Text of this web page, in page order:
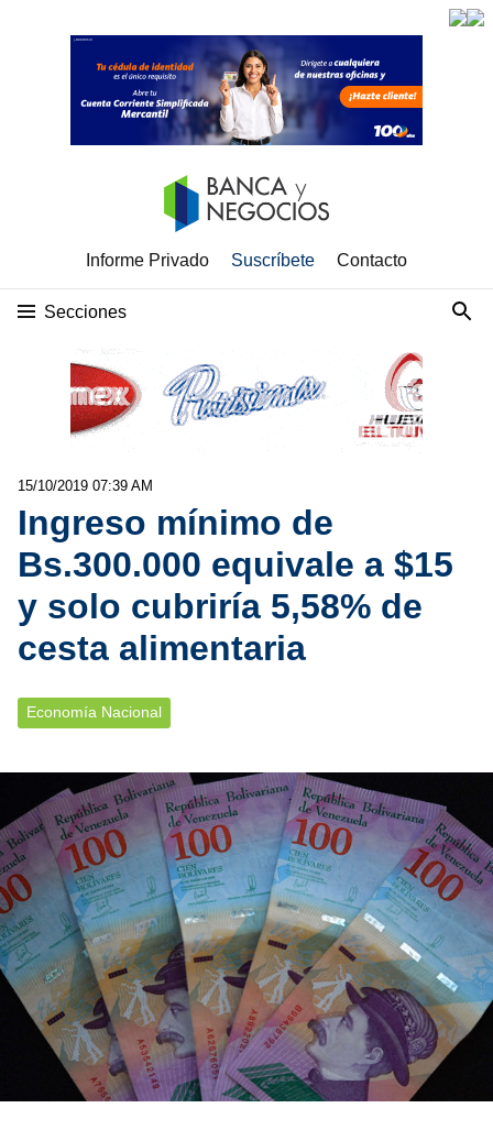
Informe Privado Suscríbete Contacto
Secciones
15/10/2019 07:39 AM
Ingreso mínimo de
Bs.300.000 equivale a $15
y solo cubriría 5,58% de
cesta alimentaria
Economía Nacional